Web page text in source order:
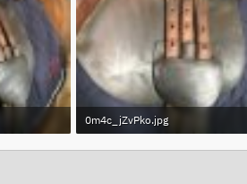
0m4c_jZvPko.jpg